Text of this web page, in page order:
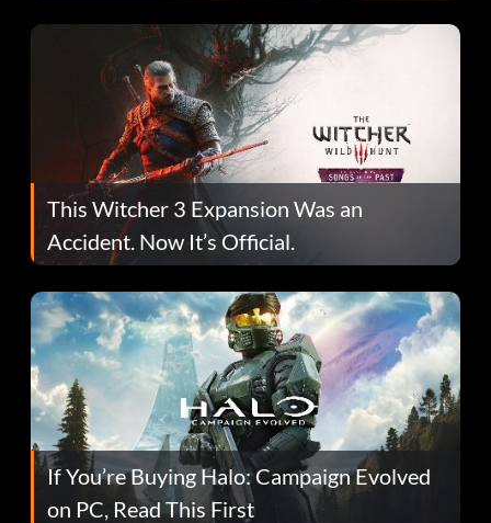
This Witcher 3 Expansion Was an
Accident. Now It’s Official.
If You’re Buying Halo: Campaign Evolved
on PC, Read This First